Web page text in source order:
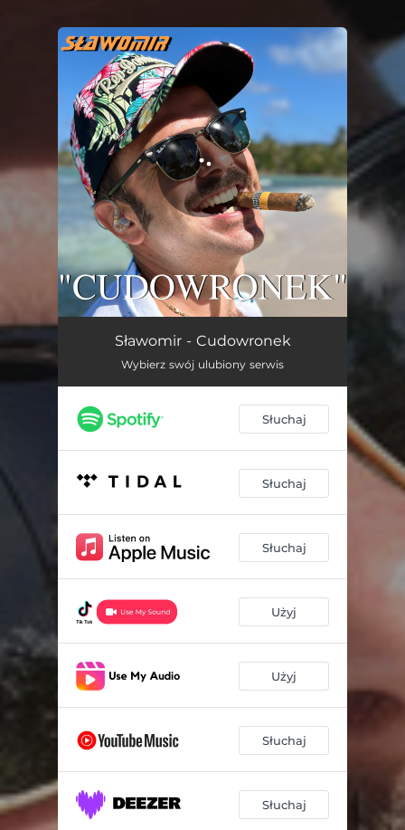
You're all set!
Cudowronek
Sławomir - Cudowronek
Wybierz swój ulubiony serwis
Słuchaj
Słuchaj
Słuchaj
Użyj
Użyj
Słuchaj
Słuchaj